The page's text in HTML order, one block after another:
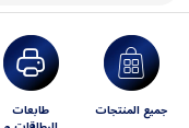
جميع المنتجات طابعات